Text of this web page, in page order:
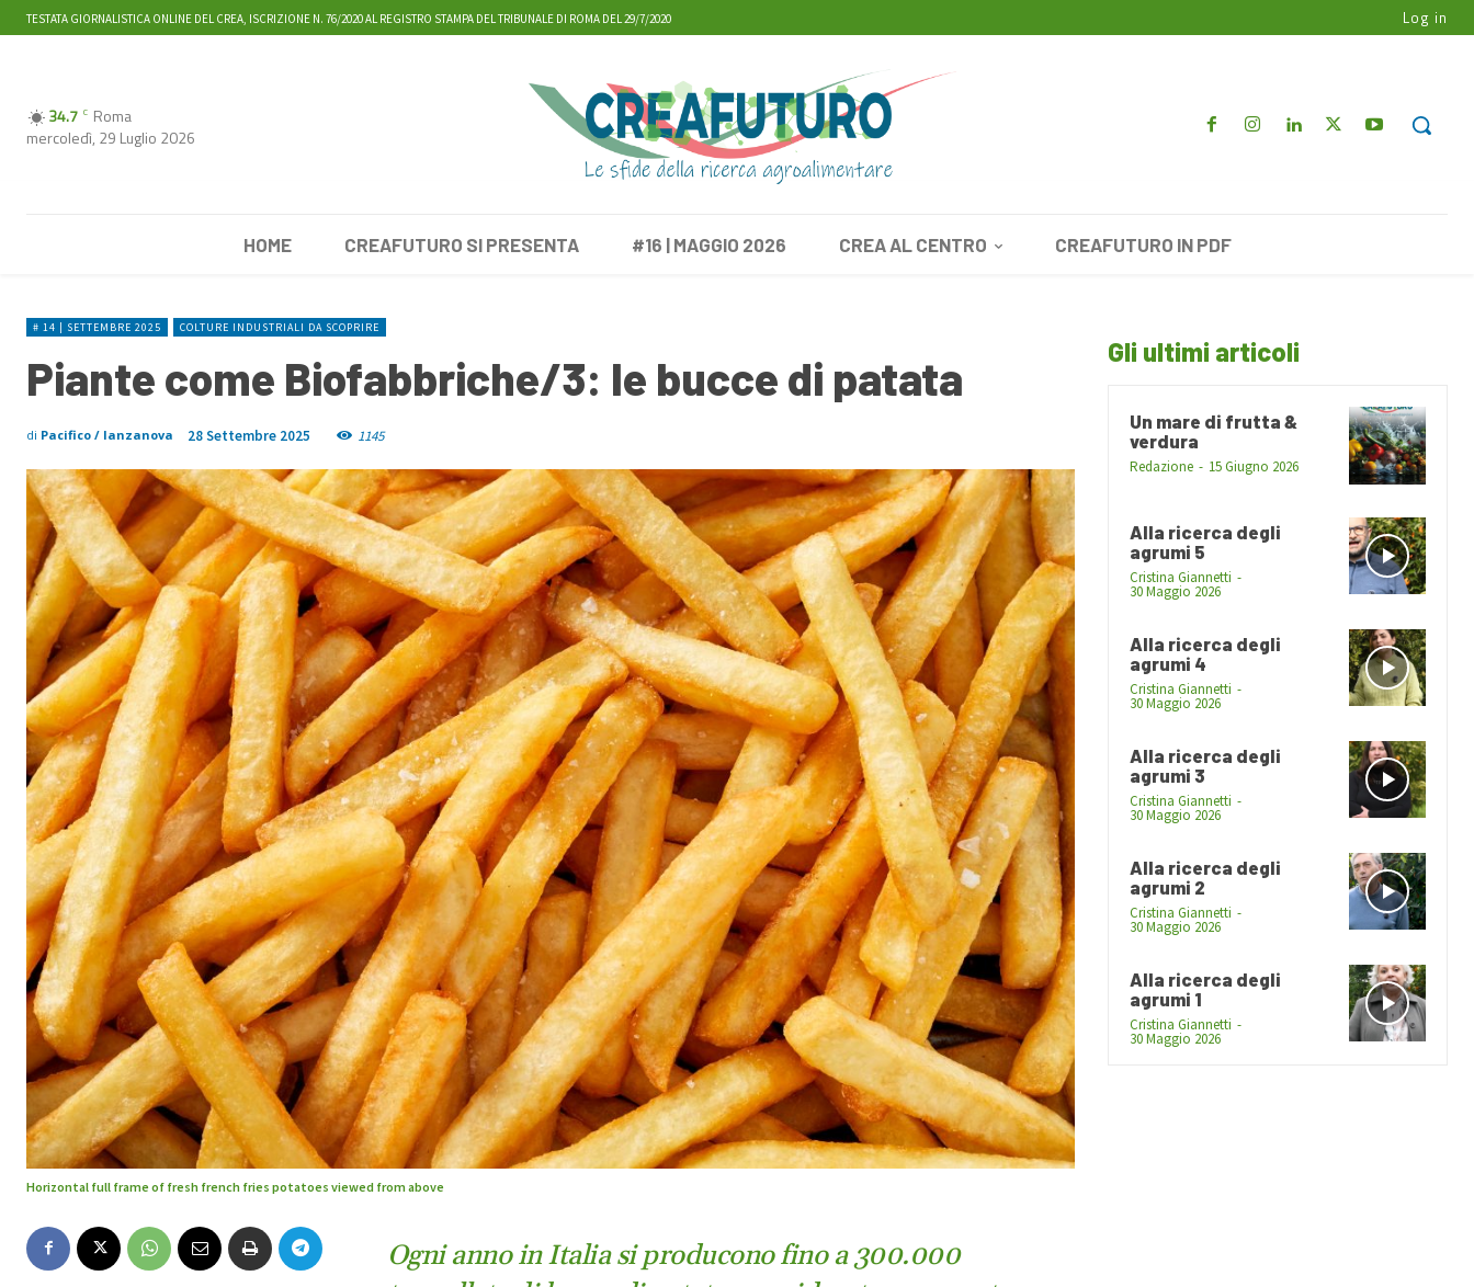
TESTATA GIORNALISTICA ONLINE DEL CREA, ISCRIZIONE N. 76/2020 AL REGISTRO STAMPA DEL TRIBUNALE DI ROMA DEL 29/7/2020 Log in
34.7 C Roma
mercoledì, 29 Luglio 2026
HOME CREAFUTURO SI PRESENTA #16 | MAGGIO 2026 CREA AL CENTRO CREAFUTURO IN PDF
# 14 | SETTEMBRE 2025 COLTURE INDUSTRIALI DA SCOPRIRE
Piante come Biofabbriche/3: le bucce di patata
di Pacifico / lanzanova 28 Settembre 2025 1145
Horizontal full frame of fresh french fries potatoes viewed from above
Ogni anno in Italia si producono fino a 300.000
Gli ultimi articoli
Un mare di frutta &
verdura
Redazione - 15 Giugno 2026
Alla ricerca degli
agrumi 5
Cristina Giannetti -
30 Maggio 2026
Alla ricerca degli
agrumi 4
Cristina Giannetti -
30 Maggio 2026
Alla ricerca degli
agrumi 3
Cristina Giannetti -
30 Maggio 2026
Alla ricerca degli
agrumi 2
Cristina Giannetti -
30 Maggio 2026
Alla ricerca degli
agrumi 1
Cristina Giannetti -
30 Maggio 2026